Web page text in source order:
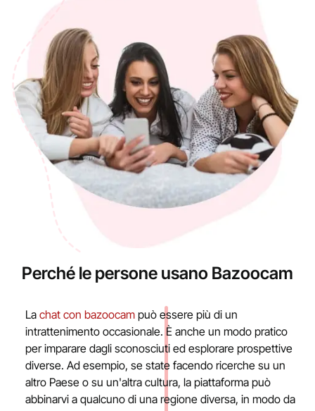
Perché le persone usano Bazoocam
La chat con bazoocam può essere più di un
intrattenimento occasionale. È anche un modo pratico
per imparare dagli sconosciuti ed esplorare prospettive
diverse. Ad esempio, se state facendo ricerche su un
altro Paese o su un'altra cultura, la piattaforma può
abbinarvi a qualcuno di una regione diversa, in modo da